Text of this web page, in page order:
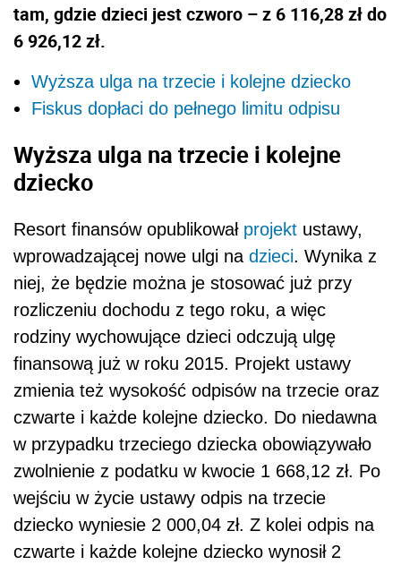
tam, gdzie dzieci jest czworo – z 6 116,28 zł do
6 926,12 zł.
Wyższa ulga na trzecie i kolejne dziecko
Fiskus dopłaci do pełnego limitu odpisu
Wyższa ulga na trzecie i kolejne
dziecko
Resort finansów opublikował projekt ustawy,
wprowadzającej nowe ulgi na dzieci. Wynika z
niej, że będzie można je stosować już przy
rozliczeniu dochodu z tego roku, a więc
rodziny wychowujące dzieci odczują ulgę
finansową już w roku 2015. Projekt ustawy
zmienia też wysokość odpisów na trzecie oraz
czwarte i każde kolejne dziecko. Do niedawna
w przypadku trzeciego dziecka obowiązywało
zwolnienie z podatku w kwocie 1 668,12 zł. Po
wejściu w życie ustawy odpis na trzecie
dziecko wyniesie 2 000,04 zł. Z kolei odpis na
czwarte i każde kolejne dziecko wynosił 2